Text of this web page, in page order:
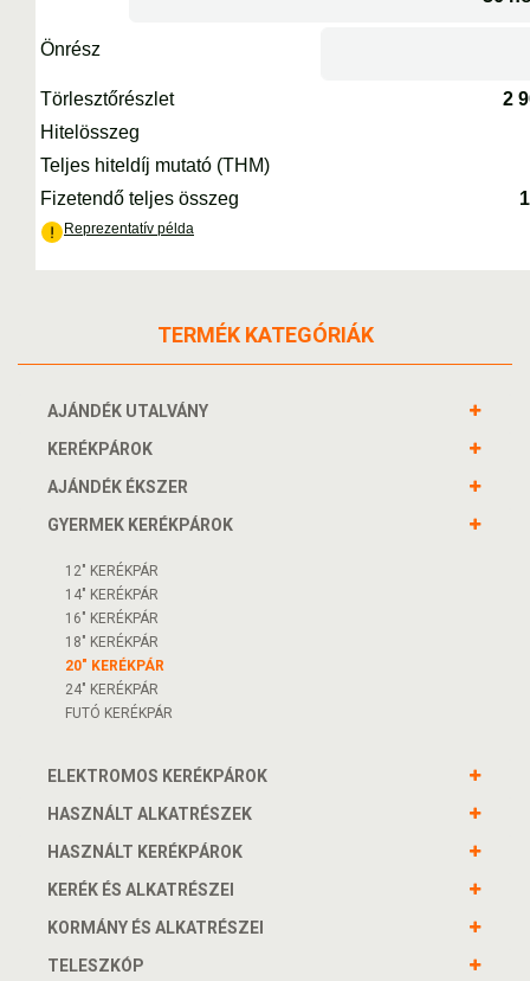
TERMÉK KATEGÓRIÁK
AJÁNDÉK UTALVÁNY
KERÉKPÁROK
AJÁNDÉK ÉKSZER
GYERMEK KERÉKPÁROK
12" KERÉKPÁR
14" KERÉKPÁR
16" KERÉKPÁR
18" KERÉKPÁR
20" KERÉKPÁR
24" KERÉKPÁR
FUTÓ KERÉKPÁR
ELEKTROMOS KERÉKPÁROK
HASZNÁLT ALKATRÉSZEK
HASZNÁLT KERÉKPÁROK
KERÉK ÉS ALKATRÉSZEI
KORMÁNY ÉS ALKATRÉSZEI
TELESZKÓP